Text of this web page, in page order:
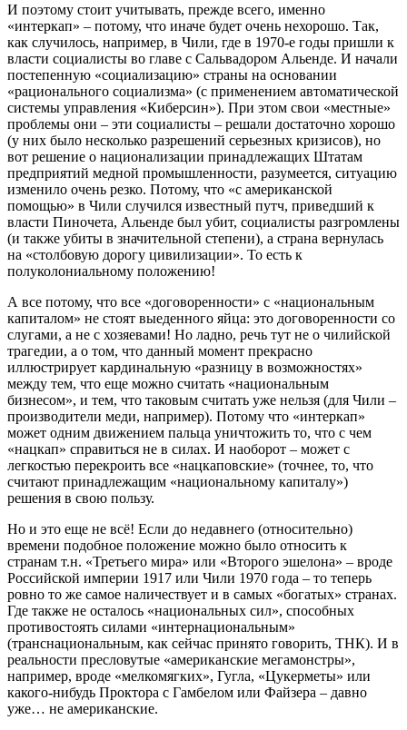
И поэтому стоит учитывать, прежде всего, именно
«интеркап» – потому, что иначе будет очень нехорошо. Так,
как случилось, например, в Чили, где в 1970-е годы пришли к
власти социалисты во главе с Сальвадором Альенде. И начали
постепенную «социализацию» страны на основании
«рационального социализма» (с применением автоматической
системы управления «Киберсин»). При этом свои «местные»
проблемы они – эти социалисты – решали достаточно хорошо
(у них было несколько разрешений серьезных кризисов), но
вот решение о национализации принадлежащих Штатам
предприятий медной промышленности, разумеется, ситуацию
изменило очень резко. Потому, что «с американской
помощью» в Чили случился известный путч, приведший к
власти Пиночета, Альенде был убит, социалисты разгромлены
(и также убиты в значительной степени), а страна вернулась
на «столбовую дорогу цивилизации». То есть к
полуколониальному положению!
А все потому, что все «договоренности» с «национальным
капиталом» не стоят выеденного яйца: это договоренности со
слугами, а не с хозяевами! Но ладно, речь тут не о чилийской
трагедии, а о том, что данный момент прекрасно
иллюстрирует кардинальную «разницу в возможностях»
между тем, что еще можно считать «национальным
бизнесом», и тем, что таковым считать уже нельзя (для Чили –
производители меди, например). Потому что «интеркап»
может одним движением пальца уничтожить то, что с чем
«нацкап» справиться не в силах. И наоборот – может с
легкостью перекроить все «нацкаповские» (точнее, то, что
считают принадлежащим «национальному капиталу»)
решения в свою пользу.
Но и это еще не всё! Если до недавнего (относительно)
времени подобное положение можно было относить к
странам т.н. «Третьего мира» или «Второго эшелона» – вроде
Российской империи 1917 или Чили 1970 года – то теперь
ровно то же самое наличествует и в самых «богатых» странах.
Где также не осталось «национальных сил», способных
противостоять силами «интернациональным»
(транснациональным, как сейчас принято говорить, ТНК). И в
реальности пресловутые «американские мегамонстры»,
например, вроде «мелкомягких», Гугла, «Цукерметы» или
какого-нибудь Проктора с Гамбелом или Файзера – давно
уже… не американские.